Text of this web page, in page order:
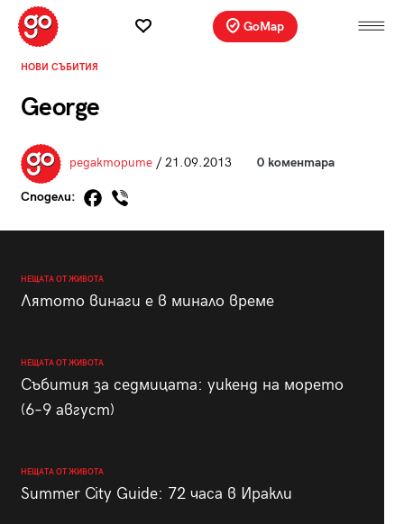
GoMap
НОВИ СЪБИТИЯ
George
редакторите/ 21.09.2013 0 коментара
Сподели:
НЕЩАТА ОТ ЖИВОТА
Лятото винаги е в минало време
НЕЩАТА ОТ ЖИВОТА
Събития за седмицата: уикенд на морето
(6–9 август)
НЕЩАТА ОТ ЖИВОТА
Summer City Guide: 72 часа в Иракли